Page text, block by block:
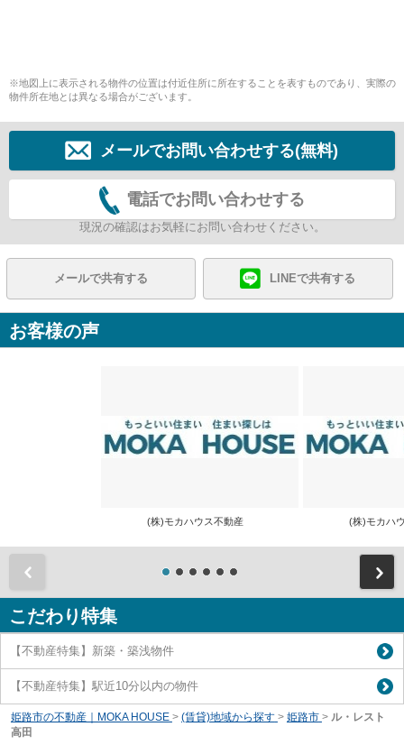
※地図上に表示される物件の位置は付近住所に所在することを表すものであり、実際の
物件所在地とは異なる場合がございます。
メールでお問い合わせする(無料)
電話でお問い合わせする
現況の確認はお気軽にお問い合わせください。
メールで共有する LINEで共有する
お客様の声
(株)モカハウス不動産 (株)モカハ
こだわり特集
【不動産特集】新築・築浅物件
【不動産特集】駅近10分以内の物件
姫路市の不動産｜MOKA HOUSE > (賃貸)地域から探す > 姫路市 > ル・レスト
高田